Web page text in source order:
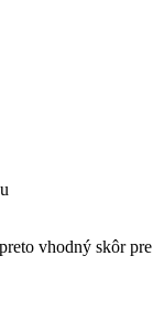
vhodný skôr pre